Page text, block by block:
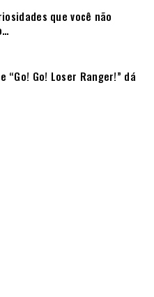
que você não
“Go! Go! Loser Ranger!” dá